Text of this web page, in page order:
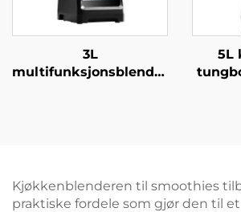
3L
multifunksjonsblender
5L
Kjøkkenblenderen til smoothies
praktiske fordele som gjør den til